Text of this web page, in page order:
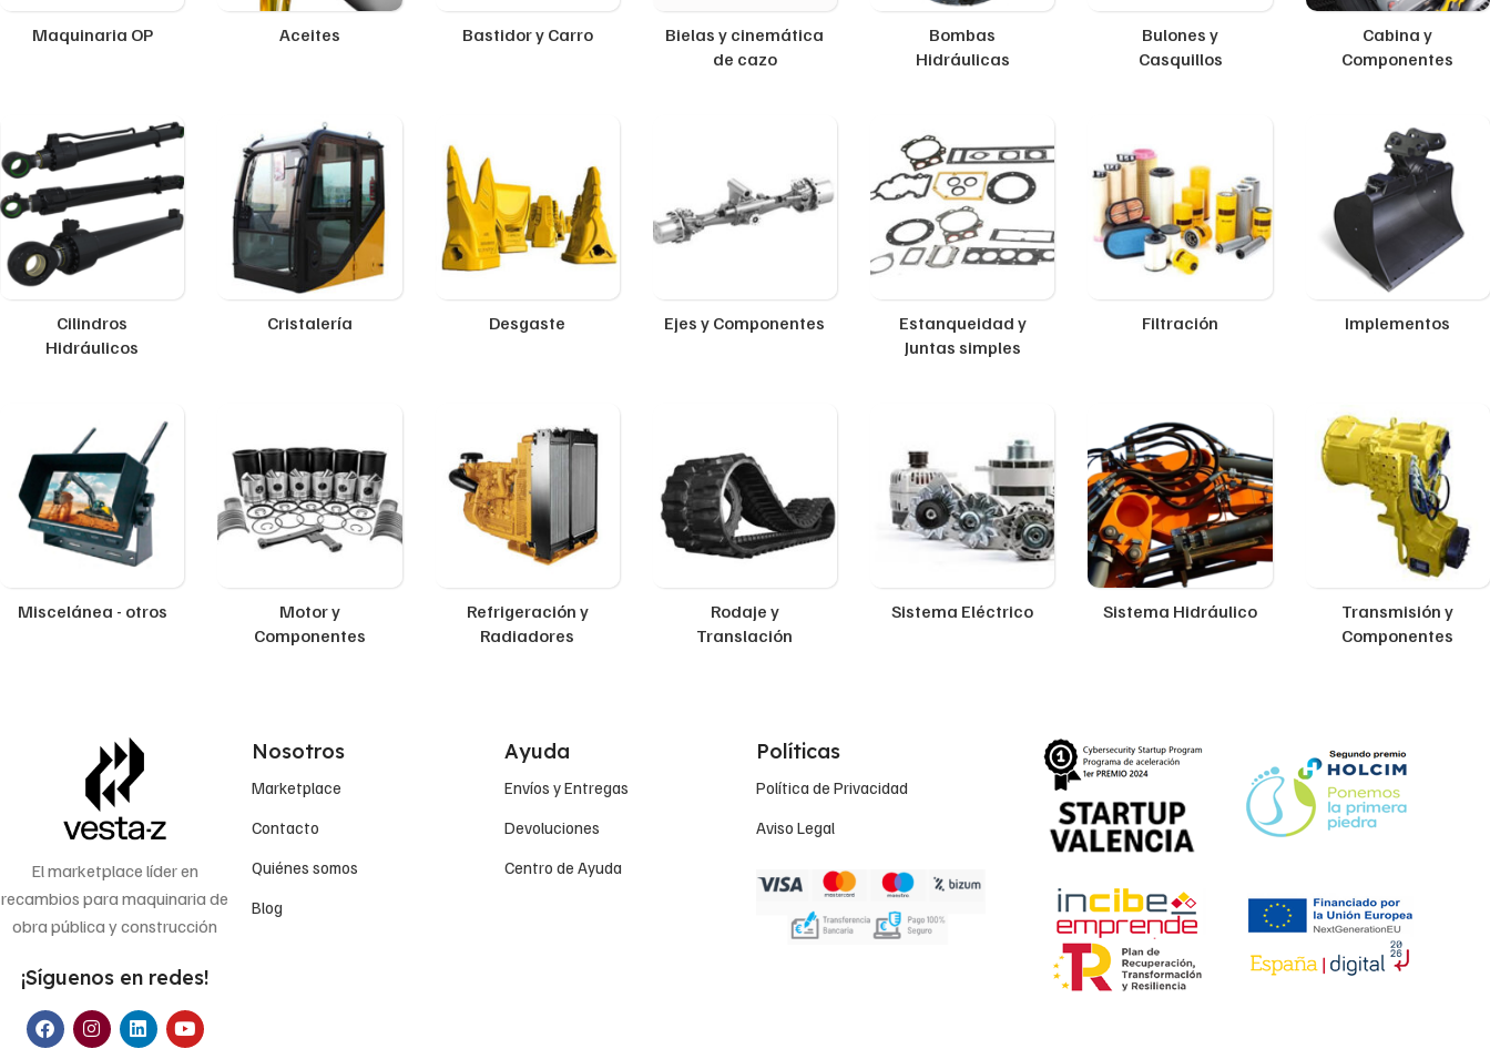
Maquinaria OP Aceites Bastidor y Carro
Bielas y cinemática
de cazo
Bombas
Hidráulicas
Bulones y
Casquillos
Cabina y
Componentes
Cilindros
Hidráulicos
Cristalería Desgaste Ejes y Componentes
Estanqueidad y
Juntas simples
Filtración Implementos
Miscelánea - otros
Motor y
Componentes
Refrigeración y
Radiadores
Rodaje y
Translación
Sistema Eléctrico Sistema Hidráulico
Transmisión y
Componentes
El marketplace líder en
recambios para maquinaria de
obra pública y construcción
¡Síguenos en redes!
Nosotros
Marketplace
Contacto
Quiénes somos
Blog
Ayuda
Envíos y Entregas
Devoluciones
Centro de Ayuda
Políticas
Política de Privacidad
Aviso Legal